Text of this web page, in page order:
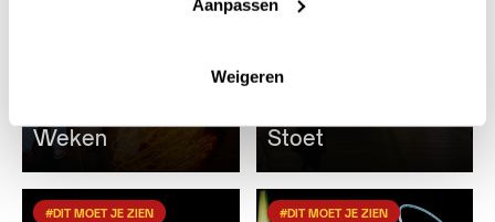
Aanpassen
Weigeren
Samen zetten we
Kom Gewoon! naar
Weken
de Rotterdamse
Stoet
#DIT MOET JE ZIEN #DIT MOET JE ZIEN